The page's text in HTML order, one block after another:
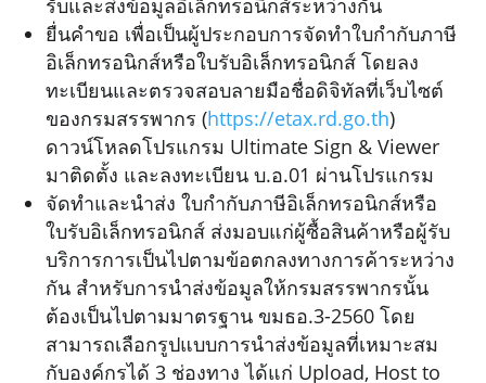
รับและส่งข้อมูลอิเล็กทรอนิกส์ระหว่างกัน
ยื่นคำขอ เพื่อเป็นผู้ประกอบการจัดทำใบกำกับภาษี
อิเล็กทรอนิกส์หรือใบรับอิเล็กทรอนิกส์ โดยลง
ทะเบียนและตรวจสอบลายมือชื่อดิจิทัลที่เว็บไซต์
ของกรมสรรพากร (https://etax.rd.go.th)
ดาวน์โหลดโปรแกรม Ultimate Sign & Viewer
มาติดตั้ง และลงทะเบียน บ.อ.01 ผ่านโปรแกรม
จัดทำและนำส่ง ใบกำกับภาษีอิเล็กทรอนิกส์หรือ
ใบรับอิเล็กทรอนิกส์ ส่งมอบแก่ผู้ซื้อสินค้าหรือผู้รับ
บริการการเป็นไปตามข้อตกลงทางการค้าระหว่าง
กัน สำหรับการนำส่งข้อมูลให้กรมสรรพากรนั้น
ต้องเป็นไปตามมาตรฐาน ขมธอ.3-2560 โดย
สามารถเลือกรูปแบบการนำส่งข้อมูลที่เหมาะสม
กับองค์กรได้ 3 ช่องทาง ได้แก่ Upload, Host to